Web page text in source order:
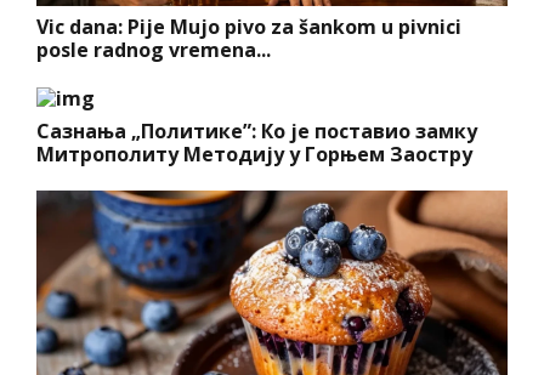
Vic dana: Pije Mujo pivo za šankom u pivnici
posle radnog vremena...
Сазнања „Политике”: Ко је поставио замку
Митрополиту Методију у Горњем Заостру